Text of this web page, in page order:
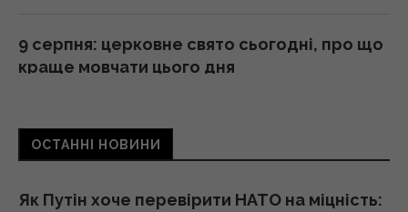
9 серпня: церковне свято сьогодні, про що
краще мовчати цього дня
В Україні вже другий тиждень дешевшає
05:53 неділя, 09 серпня 2026
ОСТАННІ НОВИНИ
Як Путін хоче перевірити НАТО на міцність: